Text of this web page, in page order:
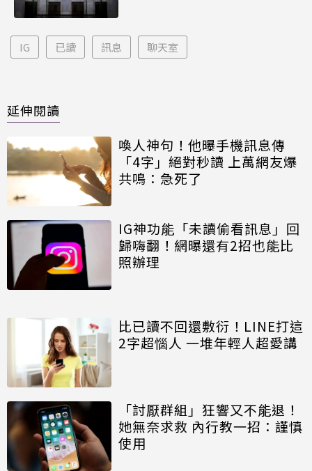
IG 已讀 訊息 聊天室
延伸閱讀
喚人神句！他曝手機訊息傳
「4字」絕對秒讀 上萬網友爆
共鳴：急死了
IG神功能「未讀偷看訊息」回
歸嗨翻！網曝還有2招也能比
照辦理
比已讀不回還敷衍！LINE打這
2字超惱人 一堆年輕人超愛講
「討厭群組」狂響又不能退！
她無奈求救 內行教一招：謹慎
使用